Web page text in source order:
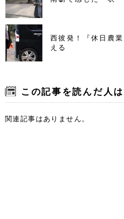
西彼発！『休日農
える
この記事を読んだ人
関連記事はありません。